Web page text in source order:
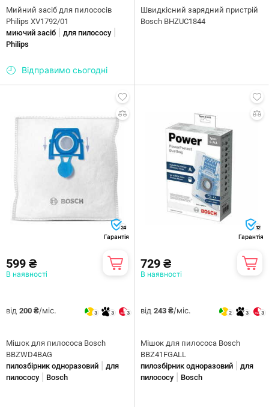
Мийний засіб для пилососів
Philips XV1792/01
миючий засіб
для пилососу
Philips
Відправимо сьогодні
Швидкісний зарядний пристрій
Bosch BHZUC1844
24
Гарантія
599 ₴
В наявності
від 200 ₴/міс. 3 3 3
Мішок для пилососа Bosch
BBZWD4BAG
пилозбірник одноразовий
для
пилососу
Bosch
12
Гарантія
729 ₴
В наявності
від 243 ₴/міс. 2 3 3
Мішок для пилососа Bosch
BBZ41FGALL
пилозбірник одноразовий
для
пилососу
Bosch